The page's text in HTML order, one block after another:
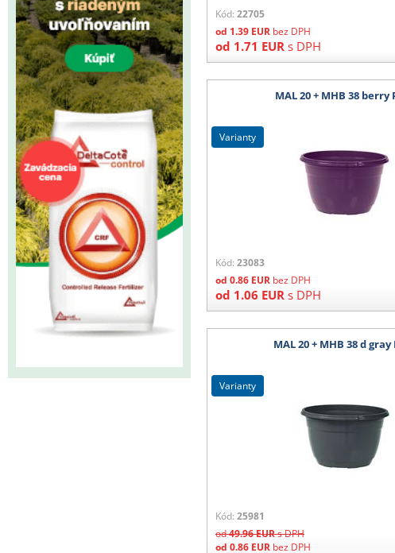
Kód: 22705
od 1.39 EUR bez DPH
od 1.71 EUR s DPH
MAL 20 + MHB 38 berry
Kód: 23083
od 0.86 EUR bez DPH
od 1.06 EUR s DPH
varianty
MAL 20 + MHB 38 d gray
Kód: 25981
od49.96EURs DPH
od 0.86 EUR bez DPH
varianty